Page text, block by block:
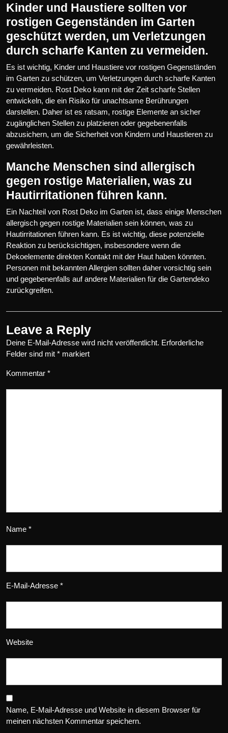
Kinder und Haustiere sollten vor
rostigen Gegenständen im Garten
geschützt werden, um Verletzungen
durch scharfe Kanten zu vermeiden.
Es ist wichtig, Kinder und Haustiere vor rostigen Gegenständen
im Garten zu schützen, um Verletzungen durch scharfe Kanten
zu vermeiden. Rost Deko kann mit der Zeit scharfe Stellen
entwickeln, die ein Risiko für unachtsame Berührungen
darstellen. Daher ist es ratsam, rostige Elemente an sicher
zugänglichen Stellen zu platzieren oder gegebenenfalls
abzusichern, um die Sicherheit von Kindern und Haustieren zu
gewährleisten.
Manche Menschen sind allergisch
gegen rostige Materialien, was zu
Hautirritationen führen kann.
Ein Nachteil von Rost Deko im Garten ist, dass einige Menschen
allergisch gegen rostige Materialien sein können, was zu
Hautirritationen führen kann. Es ist wichtig, diese potenzielle
Reaktion zu berücksichtigen, insbesondere wenn die
Dekoelemente direkten Kontakt mit der Haut haben könnten.
Personen mit bekannten Allergien sollten daher vorsichtig sein
und gegebenenfalls auf andere Materialien für die Gartendeko
zurückgreifen.
Leave a Reply
Deine E-Mail-Adresse wird nicht veröffentlicht. Erforderliche
Felder sind mit * markiert
Kommentar *
Name *
E-Mail-Adresse *
Website
Name, E-Mail-Adresse und Website in diesem Browser für
meinen nächsten Kommentar speichern.